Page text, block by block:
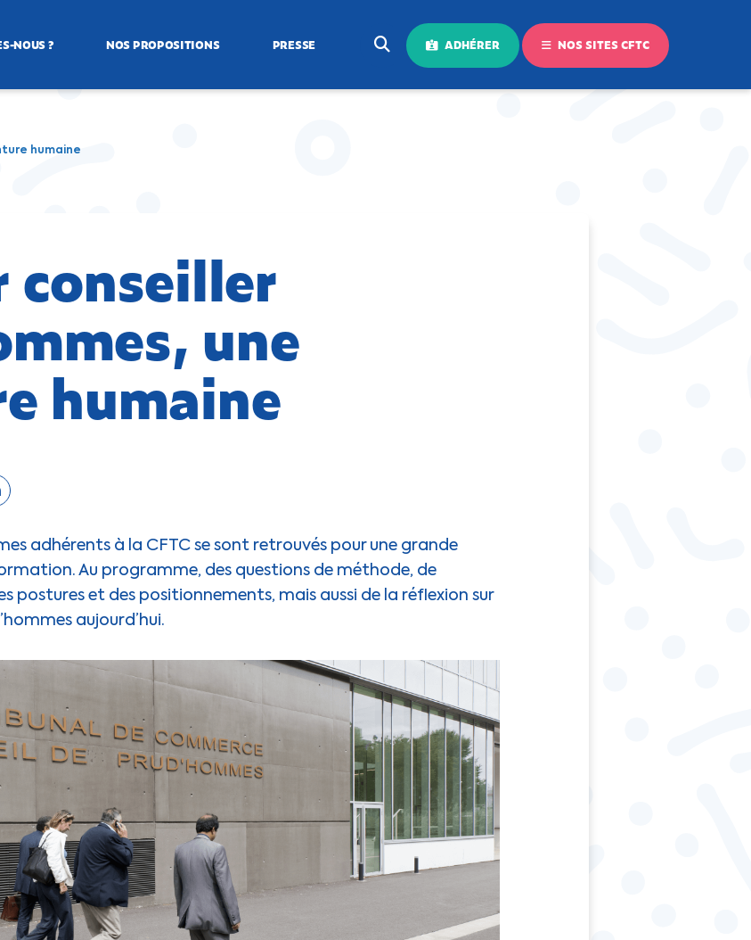
NOUS ? NOS PROPOSITIONS PRESSE ADHÉRER NOS SITES CFTC
humaine
conseiller
une
humaine
adhérents à la CFTC se sont retrouvés pour une grande
Au programme, des questions de méthode, de
postures et des positionnements, mais aussi de la réflexion sur
aujourd’hui.